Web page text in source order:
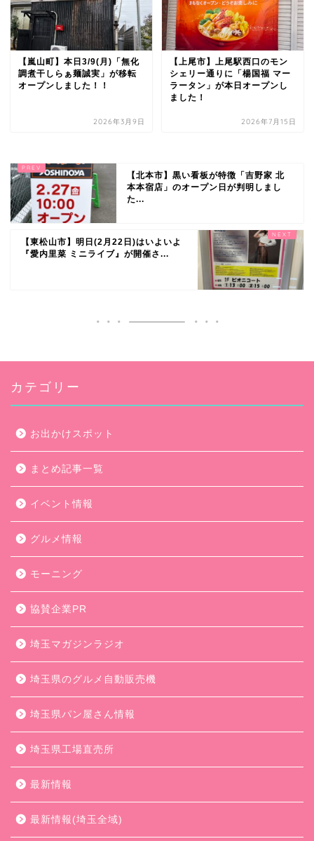
【嵐山町】本日3/9(月)「無化
調煮干しらぁ麺誠実」が移転
オープンしました！！
2026年3月9日
【上尾市】上尾駅西口のモン
シェリー通りに「楊国福 マー
ラータン」が本日オープンし
ました！
2026年7月15日
【北本市】黒い看板が特徴「吉野家 北
本本宿店」のオープン日が判明しまし
た...
【東松山市】明日(2月22日)はいよいよ
『愛内里菜 ミニライブ』が開催さ...
カテゴリー
お出かけスポット
まとめ記事一覧
イベント情報
グルメ情報
モーニング
協賛企業PR
埼玉マガジンラジオ
埼玉県のグルメ自動販売機
埼玉県パン屋さん情報
埼玉県工場直売所
最新情報
最新情報(埼玉全域)